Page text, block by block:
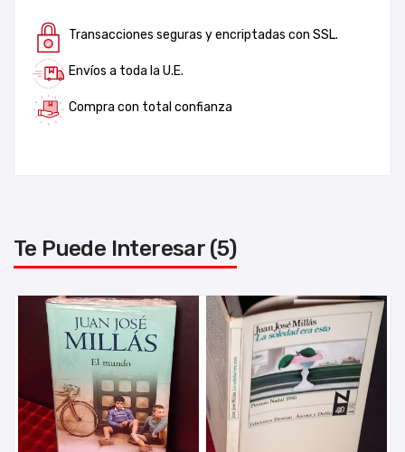
Transacciones seguras y encriptadas con SSL.
Envíos a toda la U.E.
Compra con total confianza
Te Puede Interesar (5)